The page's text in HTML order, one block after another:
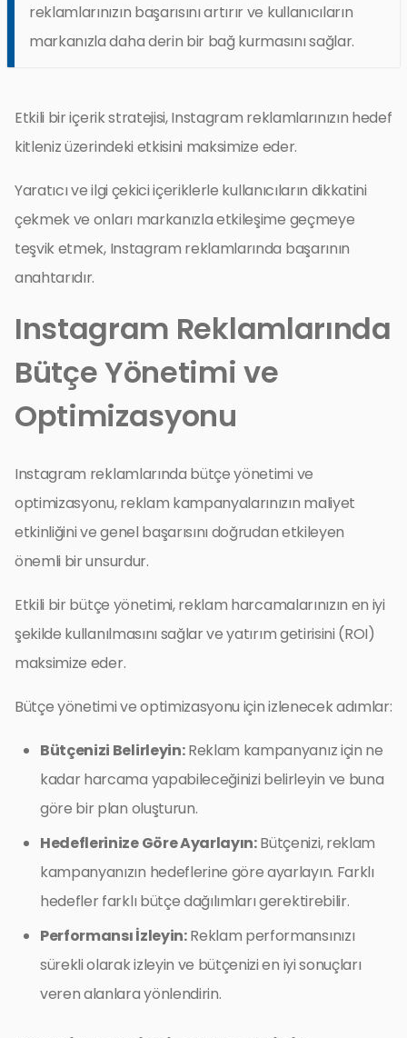
reklamlarınızın başarısını artırır ve kullanıcıların
markanızla daha derin bir bağ kurmasını sağlar.
Etkili bir içerik stratejisi, Instagram reklamlarınızın hedef
kitleniz üzerindeki etkisini maksimize eder.
Yaratıcı ve ilgi çekici içeriklerle kullanıcıların dikkatini
çekmek ve onları markanızla etkileşime geçmeye
teşvik etmek, Instagram reklamlarında başarının
anahtarıdır.
Instagram Reklamlarında
Bütçe Yönetimi ve
Optimizasyonu
Instagram reklamlarında bütçe yönetimi ve
optimizasyonu, reklam kampanyalarınızın maliyet
etkinliğini ve genel başarısını doğrudan etkileyen
önemli bir unsurdur.
Etkili bir bütçe yönetimi, reklam harcamalarınızın en iyi
şekilde kullanılmasını sağlar ve yatırım getirisini (ROI)
maksimize eder.
Bütçe yönetimi ve optimizasyonu için izlenecek adımlar:
Bütçenizi Belirleyin:Reklam kampanyanız için ne
kadar harcama yapabileceğinizi belirleyin ve buna
göre bir plan oluşturun.
Hedeflerinize Göre Ayarlayın:Bütçenizi, reklam
kampanyanızın hedeflerine göre ayarlayın. Farklı
hedefler farklı bütçe dağılımları gerektirebilir.
Performansı İzleyin:Reklam performansınızı
sürekli olarak izleyin ve bütçenizi en iyi sonuçları
veren alanlara yönlendirin.